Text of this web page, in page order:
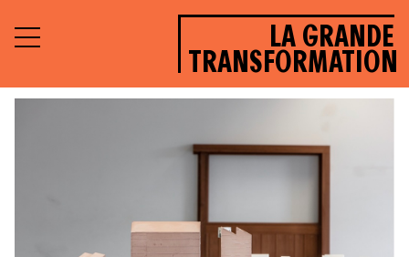
LA GRANDE
TRANSFORMATION